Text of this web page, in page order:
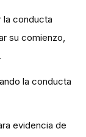
la conducta
su comienzo,
la conducta
evidencia de